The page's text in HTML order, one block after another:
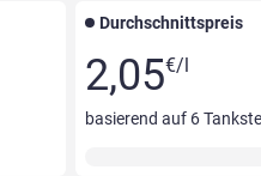
Durchschnittspreis
2,05€/l
basierend auf 6